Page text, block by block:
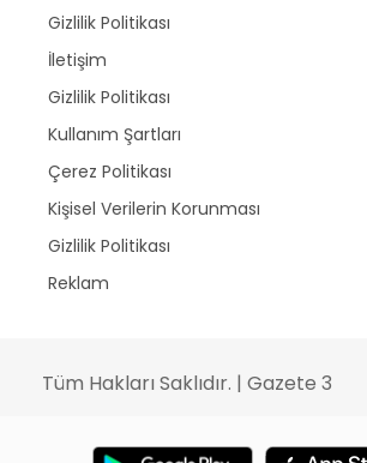
Gizlilik Politikası
İletişim
Gizlilik Politikası
Kullanım Şartları
Çerez Politikası
Kişisel Verilerin Korunması
Gizlilik Politikası
Reklam
Tüm Hakları Saklıdır. | Gazete 3